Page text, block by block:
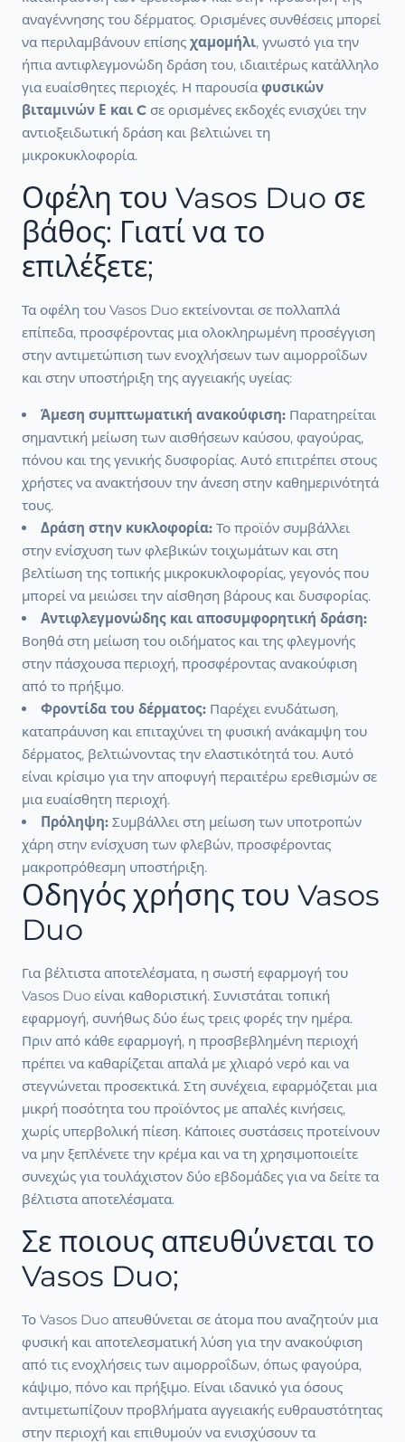
αναγέννησης του δέρματος. Ορισμένες συνθέσεις μπορεί
να περιλαμβάνουν επίσης χαμομήλι, γνωστό για την
ήπια αντιφλεγμονώδη δράση του, ιδιαιτέρως κατάλληλο
για ευαίσθητες περιοχές. Η παρουσία φυσικών
βιταμινών Ε και C σε ορισμένες εκδοχές ενισχύει την
αντιοξειδωτική δράση και βελτιώνει τη
μικροκυκλοφορία.
Οφέλη του Vasos Duo σε
βάθος: Γιατί να το
επιλέξετε;
Τα οφέλη του Vasos Duo εκτείνονται σε πολλαπλά
επίπεδα, προσφέροντας μια ολοκληρωμένη προσέγγιση
στην αντιμετώπιση των ενοχλήσεων των αιμορροΐδων
και στην υποστήριξη της αγγειακής υγείας:
Άμεση συμπτωματική ανακούφιση: Παρατηρείται
σημαντική μείωση των αισθήσεων καύσου, φαγούρας,
πόνου και της γενικής δυσφορίας. Αυτό επιτρέπει στους
χρήστες να ανακτήσουν την άνεση στην καθημερινότητά
τους.
Δράση στην κυκλοφορία: Το προϊόν συμβάλλει
στην ενίσχυση των φλεβικών τοιχωμάτων και στη
βελτίωση της τοπικής μικροκυκλοφορίας, γεγονός που
μπορεί να μειώσει την αίσθηση βάρους και δυσφορίας.
Αντιφλεγμονώδης και αποσυμφορητική δράση:
Βοηθά στη μείωση του οιδήματος και της φλεγμονής
στην πάσχουσα περιοχή, προσφέροντας ανακούφιση
από το πρήξιμο.
Φροντίδα του δέρματος: Παρέχει ενυδάτωση,
καταπράυνση και επιταχύνει τη φυσική ανάκαμψη του
δέρματος, βελτιώνοντας την ελαστικότητά του. Αυτό
είναι κρίσιμο για την αποφυγή περαιτέρω ερεθισμών σε
μια ευαίσθητη περιοχή.
Πρόληψη: Συμβάλλει στη μείωση των υποτροπών
χάρη στην ενίσχυση των φλεβών, προσφέροντας
μακροπρόθεσμη υποστήριξη.
Οδηγός χρήσης του Vasos
Duo
Για βέλτιστα αποτελέσματα, η σωστή εφαρμογή του
Vasos Duo είναι καθοριστική. Συνιστάται τοπική
εφαρμογή, συνήθως δύο έως τρεις φορές την ημέρα.
Πριν από κάθε εφαρμογή, η προσβεβλημένη περιοχή
πρέπει να καθαρίζεται απαλά με χλιαρό νερό και να
στεγνώνεται προσεκτικά. Στη συνέχεια, εφαρμόζεται μια
μικρή ποσότητα του προϊόντος με απαλές κινήσεις,
χωρίς υπερβολική πίεση. Κάποιες συστάσεις προτείνουν
να μην ξεπλένετε την κρέμα και να τη χρησιμοποιείτε
συνεχώς για τουλάχιστον δύο εβδομάδες για να δείτε τα
βέλτιστα αποτελέσματα.
Σε ποιους απευθύνεται το
Vasos Duo;
Το Vasos Duo απευθύνεται σε άτομα που αναζητούν μια
φυσική και αποτελεσματική λύση για την ανακούφιση
από τις ενοχλήσεις των αιμορροΐδων, όπως φαγούρα,
κάψιμο, πόνο και πρήξιμο. Είναι ιδανικό για όσους
αντιμετωπίζουν προβλήματα αγγειακής ευθραυστότητας
στην περιοχή και επιθυμούν να ενισχύσουν τα